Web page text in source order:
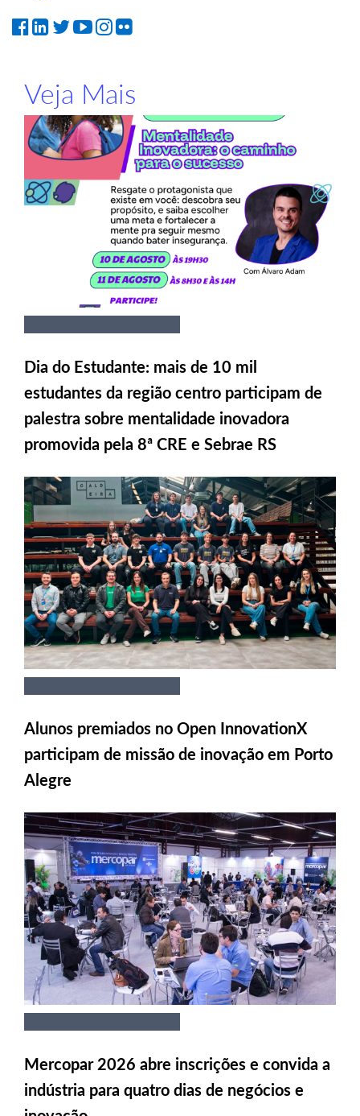
Veja Mais
Dia do Estudante: mais de 10 mil
estudantes da região centro participam de
palestra sobre mentalidade inovadora
promovida pela 8ª CRE e Sebrae RS
Alunos premiados no Open InnovationX
participam de missão de inovação em Porto
Alegre
Mercopar 2026 abre inscrições e convida a
indústria para quatro dias de negócios e